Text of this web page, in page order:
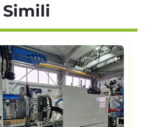
Simili